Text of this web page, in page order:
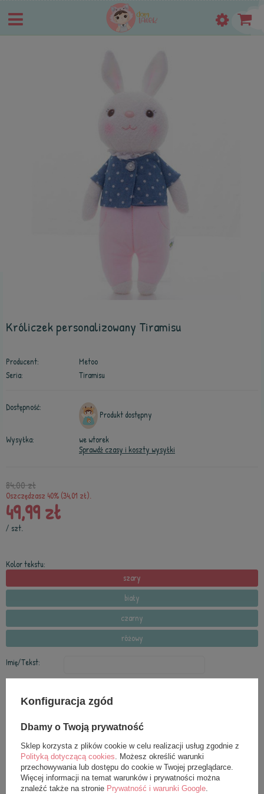
Króliczek personalizowany Tiramisu
Producent:
Metoo
Seria:
Tiramisu
Dostępność:
Produkt dostępny
Wysyłka:
we wtorek
Sprawdź czasy i koszty wysyłki
84,00 zł
Oszczędzasz 40% (34,01 zł).
49,99 zł
/ szt.
Kolor tekstu:
szary
biały
czarny
różowy
Imię/Tekst:
Konfiguracja zgód
Dbamy o Twoją prywatność
Sklep korzysta z plików cookie w celu realizacji usług zgodnie z
Polityką dotyczącą cookies . Możesz określić warunki
przechowywania lub dostępu do cookie w Twojej przeglądarce.
Więcej informacji na temat warunków i prywatności można
znaleźć także na stronie Prywatność i warunki Google